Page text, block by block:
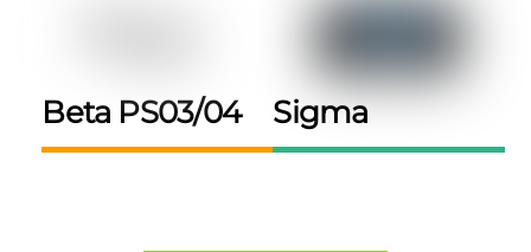
Beta PS03/04 Sigma